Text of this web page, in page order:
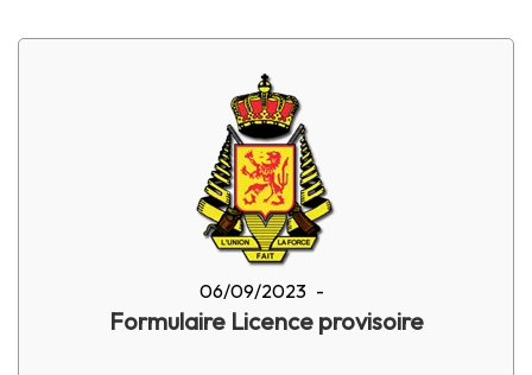
06/09/2023 -
Formulaire Licence provisoire